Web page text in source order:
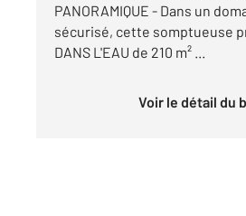
PANORAMIQUE - Dans un
sécurisé, cette somptueuse
DANS L'EAU de 210 m² ...
Voir le détail du